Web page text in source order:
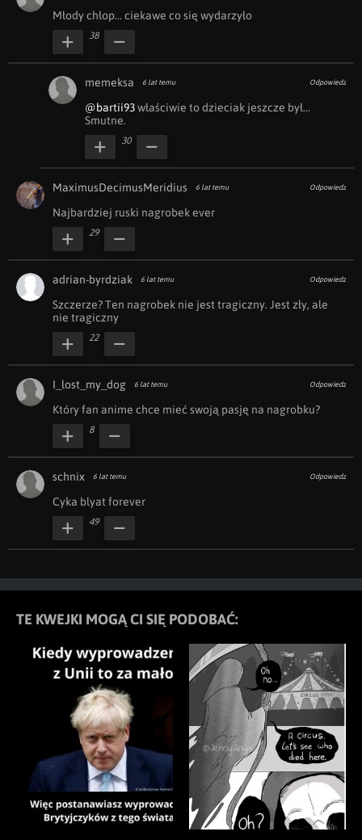
Młody chłop... ciekawe co się wydarzyło
38
memeksa 6 lat temu Odpowiedz
@bartii93 właściwie to dzieciak jeszcze był...
Smutne.
30
MaximusDecimusMeridius 6 lat temu Odpowiedz
Najbardziej ruski nagrobek ever
29
adrian-byrdziak 6 lat temu Odpowiedz
Szczerze? Ten nagrobek nie jest tragiczny. Jest zły, ale
nie tragiczny
22
I_lost_my_dog 6 lat temu Odpowiedz
Który fan anime chce mieć swoją pasję na nagrobku?
8
schnix 6 lat temu Odpowiedz
Cyka blyat forever
49
TE KWEJKI MOGĄ CI SIĘ PODOBAĆ: